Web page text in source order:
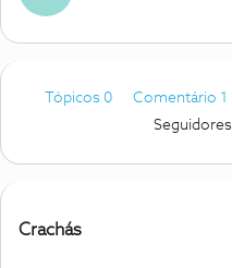
Tópicos 0 Comentário 1
Seguidores
Crachás